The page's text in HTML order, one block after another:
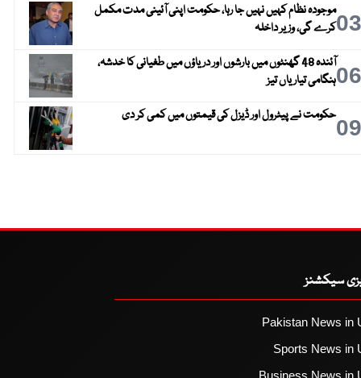
03موجودہ نظام کہیں نہیں جا رہا، حکومت اپنی آئینی مدت مکمل
کرے گی، وزیر داخلہ
06
آئندہ 48 گھنٹوں میں بارشوں اور دریاؤں میں طغیانی کا خدشہ،
ہنگامی تیاریاں تیز
09حکومت نے پیٹرول اور ڈیزل کی قیمتوں میں کمی کر دی
سیکشنز
Pakistan News in
Sports News in
Business News in